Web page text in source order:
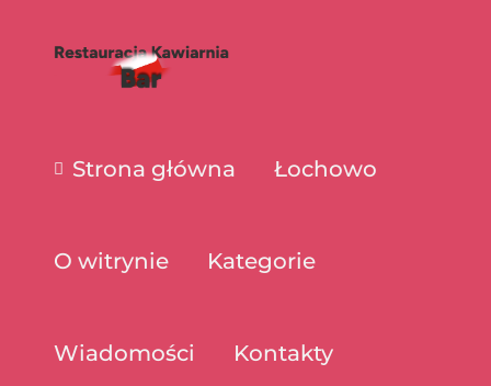
Strona główna Łochowo
O witrynie Kategorie
Wiadomości Kontakty